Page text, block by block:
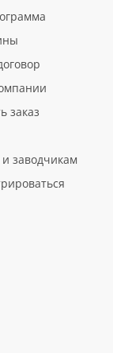
заказ
заводчикам